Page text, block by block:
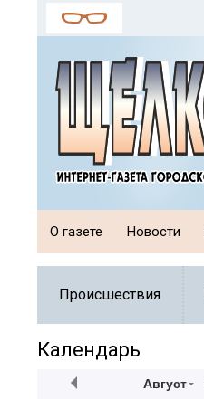
О газете Новости
Происшествия
Календарь
Август